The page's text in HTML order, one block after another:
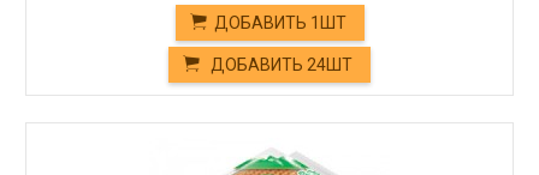
ДОБАВИТЬ 1ШТ
ДОБАВИТЬ 24ШТ